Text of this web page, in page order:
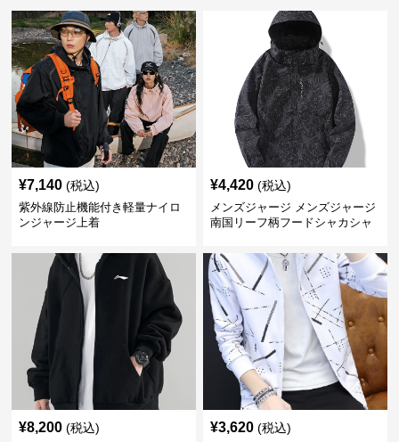
¥7,140 (税込)
紫外線防止機能付き軽量ナイロ
ンジャージ上着
¥4,420 (税込)
メンズジャージ メンズジャージ
南国リーフ柄フードシャカシャ
¥8,200 (税込) ¥3,620 (税込)